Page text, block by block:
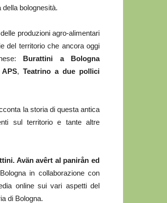
bolognesità.
produzioni agro-alimentari
del territorio che ancora oggi
Burattini a Bologna
, Teatrino a due pollici
la storia di questa antica
sul territorio e tante altre
Avän avêrt al panirån ed
in collaborazione con
online sui vari aspetti del
di Bologna.